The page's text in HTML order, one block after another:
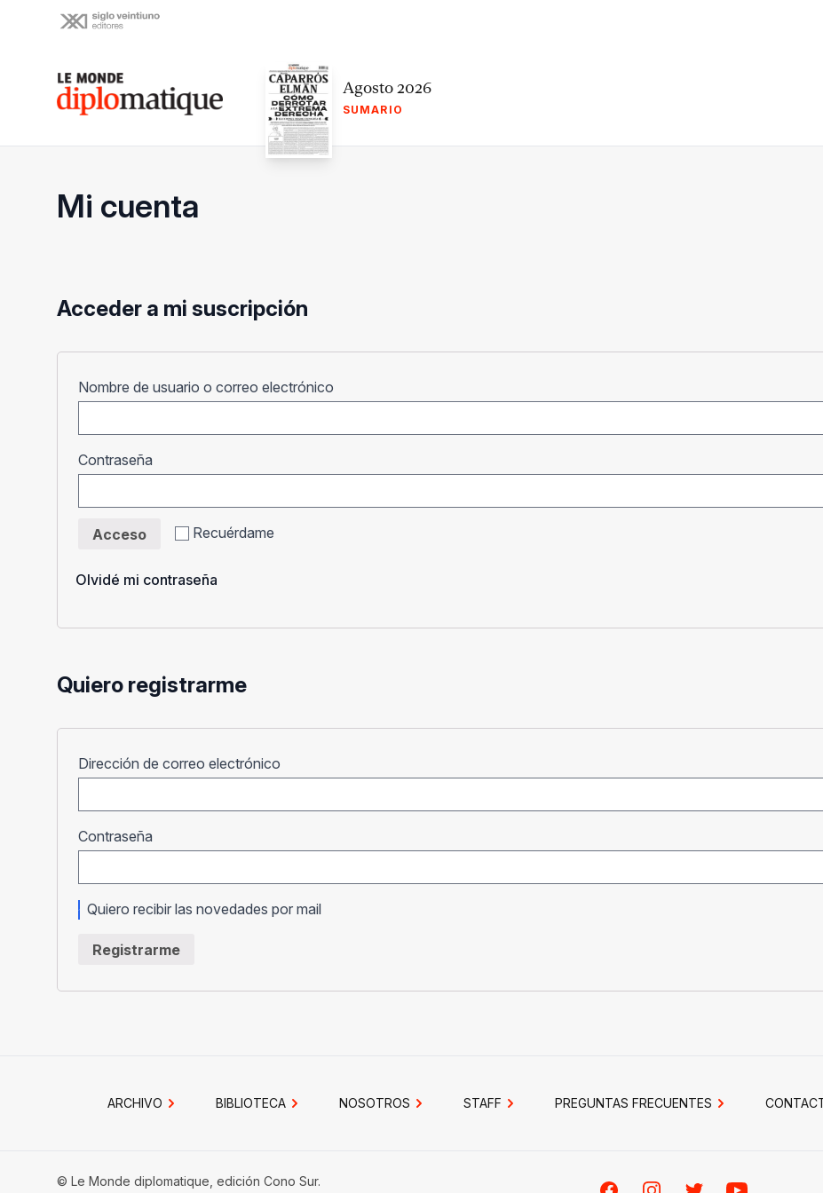
Le monde diplomatique Agosto 2026
SUMARIO
Mi cuenta
Acceder a mi suscripción
Nombre de usuario o correo electrónico
Contraseña
Recuérdame
Acceso
Olvidé mi contraseña
Quiero registrarme
Dirección de correo electrónico
Contraseña
Quiero recibir las novedades por mail
Registrarme
ARCHIVO BIBLIOTECA NOSOTROS STAFF PREGUNTAS FRECUENTES
© Le Monde diplomatique, edición Cono Sur.